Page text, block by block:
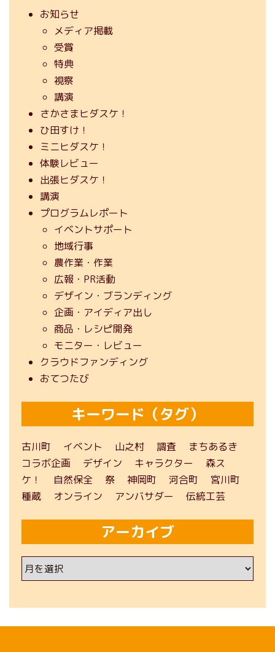
お知らせ
メディア掲載
受賞
特典
視察
講演
さかさまヒダスケ！
ひ田すけ！
ミニヒダスケ！
体験レビュー
出張ヒダスケ！
講演
プログラムレポート
イベントサポート
地域行事
農作業・作業
広報・PR活動
デザイン・ブランディング
企画・アイディア出し
商品・レシピ開発
モニター・レビュー
クラウドファンディング
おてつたび
キーワード（タグ）
古川町 イベント 山之村 調査
まちあるき
コラボ企画
デザイン キャラクター
森ス
ケ！
自然保全 祭 神岡町 河合町
宮川町
種蔵
オンライン アンバサダー 伝統工芸
アーカイブ
ア
ー
ブ